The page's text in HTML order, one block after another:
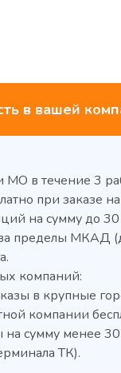
TM2-G
Артикул
размеры
мм
в вашей
МО в течение 3
при заказе
на сумму до
пределы МКАД
компаний:
в крупные
компании
на сумму менее
ТК).